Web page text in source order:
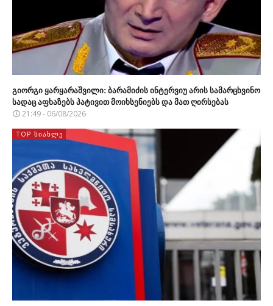
გიორგი ყარყარაშვილი: ბარამიძის ინტერვიუ არის სამარცხვინო
სადაც აფხაზებს პატივით მოიხსენიებს და მათ ღირსებას
21:49 - 06/08/2026
TOP ᲡᲘᲐᲮᲚᲔ